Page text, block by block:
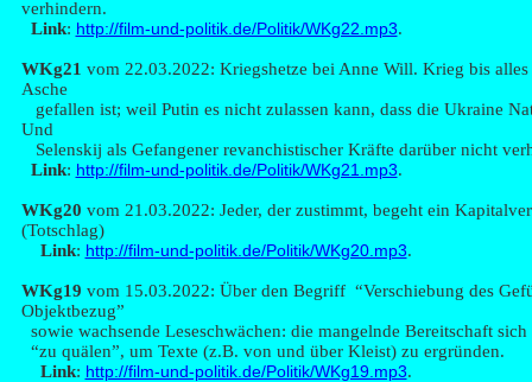
verhindern.
Link: http://film-und-politik.de/Politik/WKg22.mp3.
WKg21 vom 22.03.2022: Kriegshetze bei Anne Will. Krieg bis
Asche
gefallen ist; weil Putin es nicht zulassen kann, dass die Ukraine
Und
Selenskij als Gefangener revanchistischer Kräfte darüber nicht
Link: http://film-und-politik.de/Politik/WKg21.mp3.
WKg20 vom 21.03.2022: Jeder, der zustimmt, begeht ein
(Totschlag)
Link: http://film-und-politik.de/Politik/WKg20.mp3.
WKg19 vom 15.03.2022: Über den Begriff “Verschiebung des
Objektbezug”
sowie wachsende Leseschwächen: die mangelnde Bereitschaft sich
“zu quälen”, um Texte (z.B. von und über Kleist) zu ergründen.
Link: http://film-und-politik.de/Politik/WKg19.mp3.